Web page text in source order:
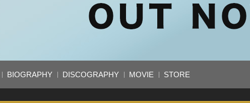
BIOGRAPHY DISCOGRAPHY MOVIE STORE